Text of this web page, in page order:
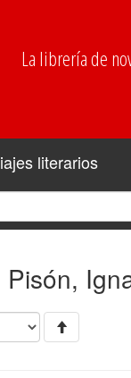
La librería de
literarios